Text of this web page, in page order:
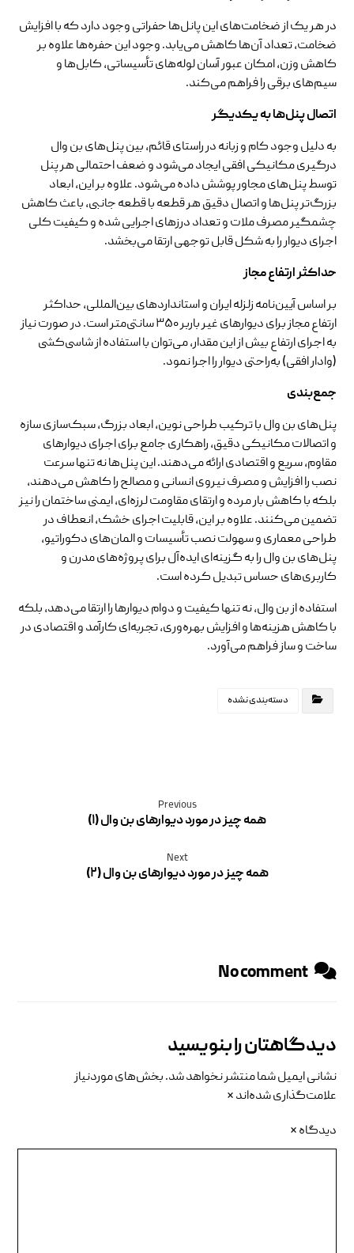
در هر یک از ضخامت‌های این پانل‌ها حفراتی وجود دارد که با افزایش
ضخامت، تعداد آن‌ها کاهش می‌یابد. وجود این حفره‌ها علاوه بر
کاهش وزن، امکان عبور آسان لوله‌های تأسیساتی، کابل‌ها و
سیم‌های برقی را فراهم می‌کند.
اتصال پنل‌ها به یکدیگر
به دلیل وجود کام و زبانه در راستای قائم، بین پنل‌های بن وال
درگیری مکانیکی افقی ایجاد می‌شود و ضعف احتمالی هر پنل
توسط پنل‌های مجاور پوشش داده می‌شود. علاوه بر این، ابعاد
بزرگ‌تر پنل‌ها و اتصال دقیق هر قطعه با قطعه جانبی، باعث کاهش
چشمگیر مصرف ملات و تعداد درزهای اجرایی شده و کیفیت کلی
اجرای دیوار را به شکل قابل توجهی ارتقا می‌بخشد.
حداکثر ارتفاع مجاز
بر اساس آیین‌نامه زلزله ایران و استانداردهای بین‌المللی، حداکثر
ارتفاع مجاز برای دیوارهای غیر باربر ۳۵۰ سانتی‌متر است. در صورت نیاز
به اجرای ارتفاع بیش از این مقدار، می‌توان با استفاده از شاسی‌کشی
(وادار افقی) به‌راحتی دیوار را اجرا نمود.
جمع‌بندی
پنل‌های بن وال با ترکیب طراحی نوین، ابعاد بزرگ، سبک‌سازی سازه
و اتصالات مکانیکی دقیق، راهکاری جامع برای اجرای دیوارهای
مقاوم، سریع و اقتصادی ارائه می‌دهند. این پنل‌ها نه تنها سرعت
نصب را افزایش و مصرف نیروی انسانی و مصالح را کاهش می‌دهند،
بلکه با کاهش بار مرده و ارتقای مقاومت لرزه‌ای، ایمنی ساختمان را نیز
تضمین می‌کنند. علاوه بر این، قابلیت اجرای خشک، انعطاف در
طراحی معماری و سهولت نصب تأسیسات و المان‌های دکوراتیو،
پنل‌های بن وال را به گزینه‌ای ایده‌آل برای پروژه‌های مدرن و
کاربری‌های حساس تبدیل کرده است.
استفاده از بن وال، نه تنها کیفیت و دوام دیوارها را ارتقا می‌دهد، بلکه
با کاهش هزینه‌ها و افزایش بهره‌وری، تجربه‌ای کارآمد و اقتصادی در
ساخت و ساز فراهم می‌آورد.
دسته‌بندی نشده
Previous
همه چیز در مورد دیوارهای بن وال (۱)
Next
همه چیز در مورد دیوارهای بن وال (۲)
No comment
دیدگاهتان را بنویسید
نشانی ایمیل شما منتشر نخواهد شد.بخش‌های موردنیاز
علامت‌گذاری شده‌اند*
دیدگاه*